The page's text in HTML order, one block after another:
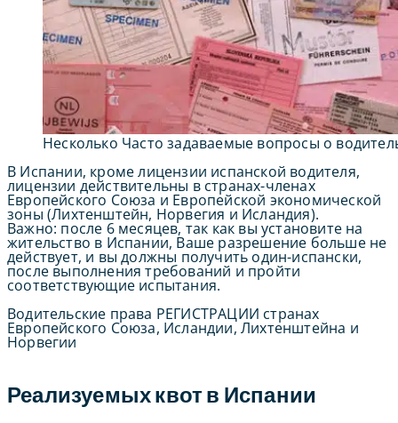
Несколько Часто задаваемые вопросы о
В Испании, кроме лицензии испанской водителя,
лицензии действительны в странах-членах
Европейского Союза и Европейской экономической
зоны (Лихтенштейн, Норвегия и Исландия).
Важно: после 6 месяцев, так как вы установите на
жительство в Испании, Ваше разрешение больше не
действует, и вы должны получить один-испански,
после выполнения требований и пройти
соответствующие испытания.
Водительские права РЕГИСТРАЦИИ странах
Европейского Союза, Исландии, Лихтенштейна и
Норвегии
Реализуемых квот в Испании